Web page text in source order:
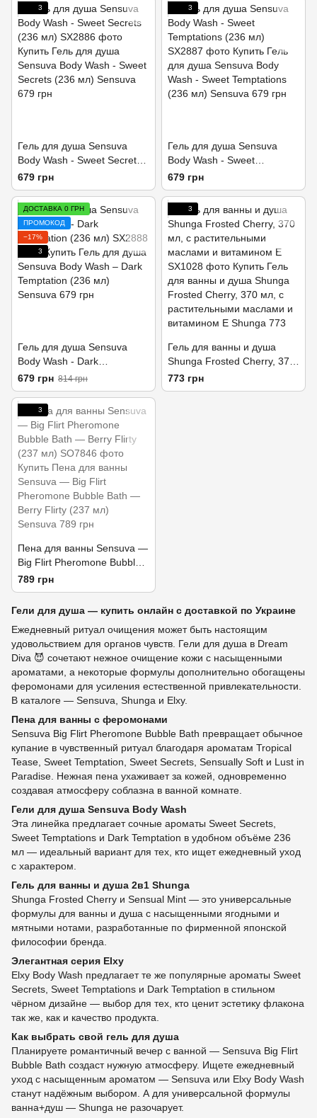
3
Гель для душа Sensuva
Body Wash - Sweet Secrets
(236 мл)
679 грн
3
Гель для душа Sensuva
Body Wash - Sweet
Temptations (236 мл)
679 грн
ДОСТАВКА 0 ГРН
ПРОМОКОД
−17%
3
Гель для душа Sensuva
Body Wash - Dark
Temptation (236 мл)
679 грн 814 грн
3
Гель для ванны и душа
Shunga Frosted Cherry, 370
мл, с растительными
маслами и витамином Е
773 грн
3
Пена для ванны Sensuva —
Big Flirt Pheromone Bubble
Bath — Berry Flirty (237 мл)
789 грн
Гели для душа — купить онлайн с доставкой по Украине
Ежедневный ритуал очищения может быть настоящим
удовольствием для органов чувств. Гели для душа в Dream
Diva 😈 сочетают нежное очищение кожи с насыщенными
ароматами, а некоторые формулы дополнительно обогащены
феромонами для усиления естественной привлекательности.
В каталоге — Sensuva, Shunga и Elxy.
Пена для ванны с феромонами
Sensuva Big Flirt Pheromone Bubble Bath превращает обычное
купание в чувственный ритуал благодаря ароматам Tropical
Tease, Sweet Temptation, Sweet Secrets, Sensually Soft и Lust in
Paradise. Нежная пена ухаживает за кожей, одновременно
создавая атмосферу соблазна в ванной комнате.
Гели для душа Sensuva Body Wash
Эта линейка предлагает сочные ароматы Sweet Secrets,
Sweet Temptations и Dark Temptation в удобном объёме 236
мл — идеальный вариант для тех, кто ищет ежедневный уход
с характером.
Гель для ванны и душа 2в1 Shunga
Shunga Frosted Cherry и Sensual Mint — это универсальные
формулы для ванны и душа с насыщенными ягодными и
мятными нотами, разработанные по фирменной японской
философии бренда.
Элегантная серия Elxy
Elxy Body Wash предлагает те же популярные ароматы Sweet
Secrets, Sweet Temptations и Dark Temptation в стильном
чёрном дизайне — выбор для тех, кто ценит эстетику флакона
так же, как и качество продукта.
Как выбрать свой гель для душа
Планируете романтичный вечер с ванной — Sensuva Big Flirt
Bubble Bath создаст нужную атмосферу. Ищете ежедневный
уход с насыщенным ароматом — Sensuva или Elxy Body Wash
станут надёжным выбором. А для универсальной формулы
ванна+душ — Shunga не разочарует.